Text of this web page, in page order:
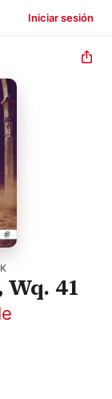
Iniciar sesión
41